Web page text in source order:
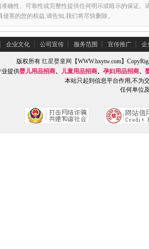
确性、可靠性或完整性提供任何明示或暗示的保证。
害的您的权益,请告知,我们将尽快删除。
┆ 企业文化 ┆ 公司宣传 ┆ 服务范围 ┆ 宣传推广 ┆ 企
版权所有红星婴童网
【WWW.hxytw.com】
业提供婴儿用品招商、 儿童用品招商、 孕妇用品招商、
本站只起到信息平台作用,不为
任何单位